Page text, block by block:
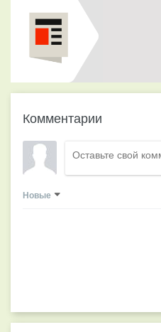
Комментарии
Новые